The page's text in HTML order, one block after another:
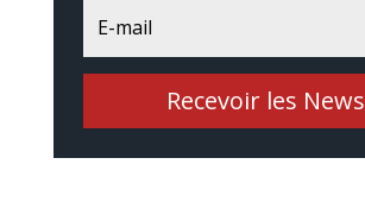
Recevoir les News